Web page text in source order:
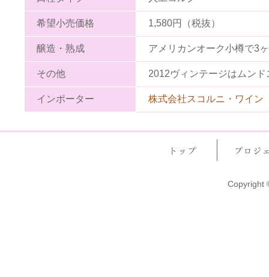
希望小売価格 1,580円（税抜）
醸造・熟成 アメリカンオーク小樽で3
その他 2012ヴィンテージはムン
インポーター 株式会社スコルニ・ワイン
Copyright